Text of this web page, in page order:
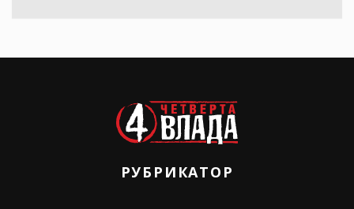
РУБРИКАТОР